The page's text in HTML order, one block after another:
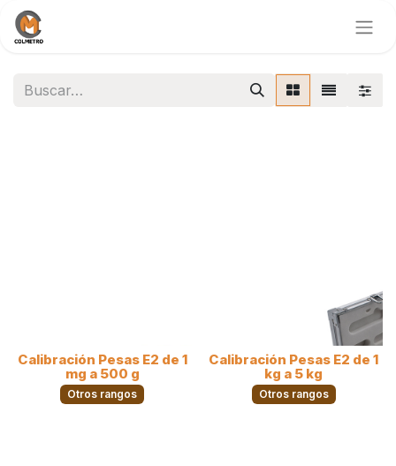
Calibración Pesas E2 de 1
mg a 500 g
Otros rangos
Calibración Pesas E2 de 1
kg a 5 kg
Otros rangos